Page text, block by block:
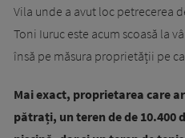
Vila unde a avut loc petrecerea
Toni Iuruc este acum scoasă la
însă pe măsura proprietății pe
Mai exact, proprietarea care
pătrați, un teren de de 10.400